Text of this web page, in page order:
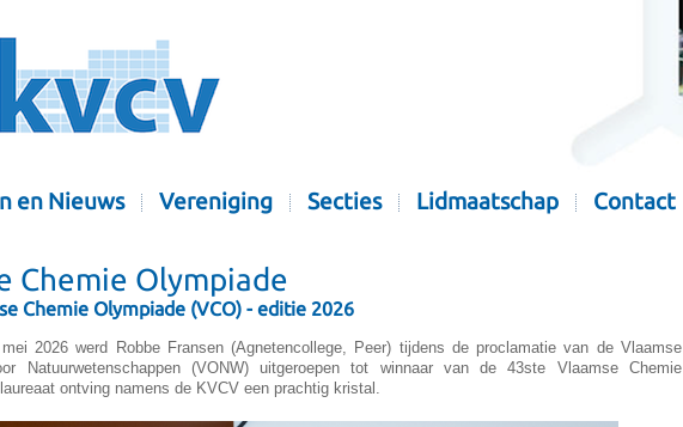
en Nieuws Vereniging Secties Lidmaatschap Contact
Chemie Olympiade
Chemie Olympiade (VCO) - editie 2026
2026 werd Robbe Fransen (Agnetencollege, Peer) tijdens de proclamatie van de Vlaamse
Natuurwetenschappen (VONW) uitgeroepen tot winnaar van de 43ste Vlaamse Chemie
ontving namens de KVCV een prachtig kristal.